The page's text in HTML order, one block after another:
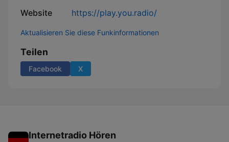
Website https://play.you.radio/
Aktualisieren Sie diese Funkinformationen
Teilen
Facebook X
Internetradio Hören